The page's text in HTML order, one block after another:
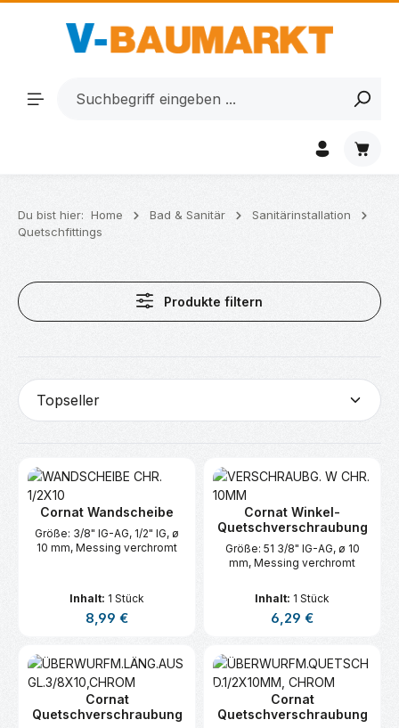
Zum Hauptinhalt springen
Du bist hier: Home Bad & Sanitär
Sanitärinstallation
Quetschfittings
Produkte filtern
Cornat Wandscheibe
Größe: 3/8" IG-AG, 1/2" IG, ø
10 mm, Messing verchromt
Inhalt: 1 Stück
Regulärer Preis:
8,99 €
Cornat Winkel-
Quetschverschraubung
Größe: 51 3/8" IG-AG, ø 10
mm, Messing verchromt
Inhalt: 1 Stück
Regulärer Preis:
6,29 €
Cornat
Quetschverschraubung
Cornat
Quetschverschraubung